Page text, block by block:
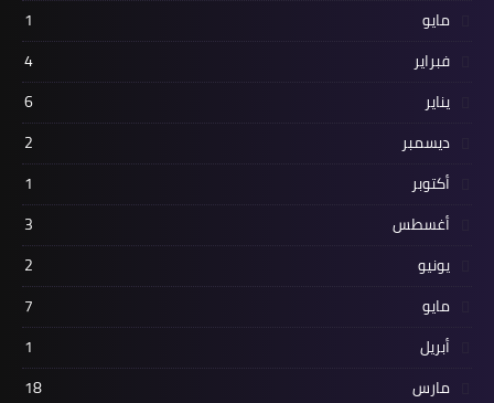
مايو
1
فبراير
4
يناير
6
ديسمبر
2
أكتوبر
1
أغسطس
3
يونيو
2
مايو
7
أبريل
1
مارس
18